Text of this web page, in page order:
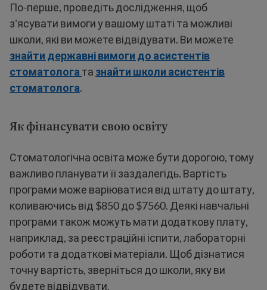
По-перше, проведіть дослідження, щоб
з'ясувати вимоги у вашому штаті та можливі
школи, які ви можете відвідувати. Ви можете
знайти державні вимоги до асистентів
стоматолога та знайти школи асистентів
стоматолога.
Як фінансувати свою освіту
Стоматологічна освіта може бути дорогою, тому
важливо планувати її заздалегідь. Вартість
програми може варіюватися від штату до штату,
коливаючись від $850 до $7560. Деякі навчальні
програми також можуть мати додаткову плату,
наприклад, за реєстраційні іспити, лабораторні
роботи та додаткові матеріали. Щоб дізнатися
точну вартість, зверніться до школи, яку ви
будете відвідувати.